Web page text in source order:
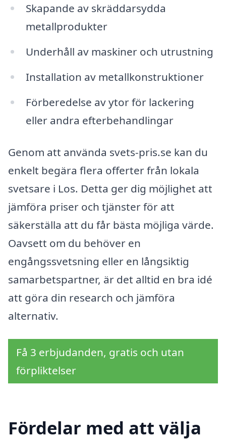
Skapande av skräddarsydda
metallprodukter
Underhåll av maskiner och utrustning
Installation av metallkonstruktioner
Förberedelse av ytor för lackering
eller andra efterbehandlingar
Genom att använda svets-pris.se kan du
enkelt begära flera offerter från lokala
svetsare i Los. Detta ger dig möjlighet att
jämföra priser och tjänster för att
säkerställa att du får bästa möjliga värde.
Oavsett om du behöver en
engångssvetsning eller en långsiktig
samarbetspartner, är det alltid en bra idé
att göra din research och jämföra
alternativ.
Få 3 erbjudanden, gratis och utan
förpliktelser
Fördelar med att välja